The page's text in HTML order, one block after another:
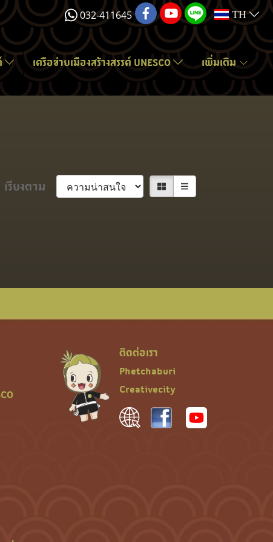
032-411645 TH
เครือข่ายเมืองสร้างสรรค์ UNESCO เพิ่มเติม
เรียงตาม
ติดต่อเรา
Phetchaburi
Creativecity